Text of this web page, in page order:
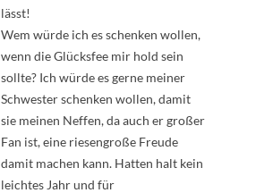
lässt!
Wem würde ich es schenken wollen,
wenn die Glücksfee mir hold sein
sollte? Ich würde es gerne meiner
Schwester schenken wollen, damit
sie meinen Neffen, da auch er großer
Fan ist, eine riesengroße Freude
damit machen kann. Hatten halt kein
leichtes Jahr und für